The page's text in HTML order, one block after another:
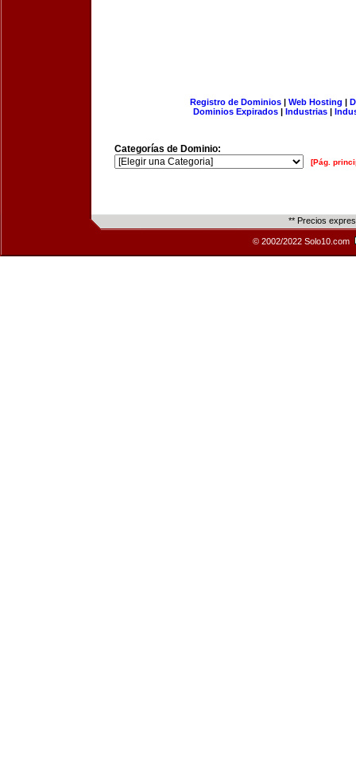
Registro de Dominios| Web Hosting |
Dominios Expirados | Industrias |
Categorías de Dominio:
[Pág.
** Precios
© 2002/2022 Solo10.com